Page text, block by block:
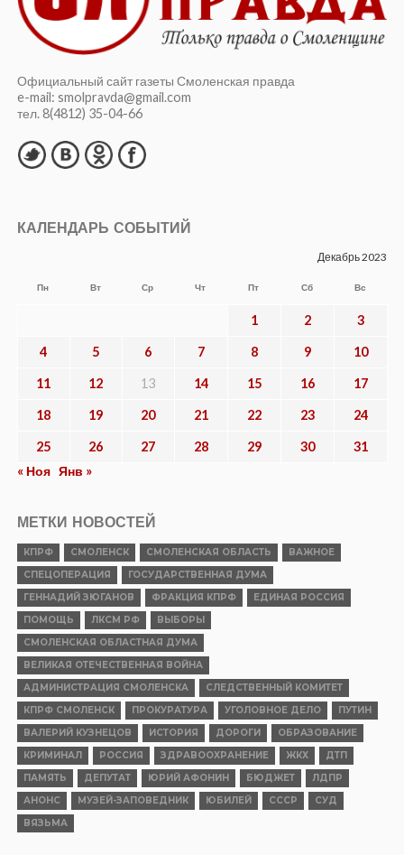
Не удивляйтесь, если тариф за это самое ВДГО
существенно увеличится. Времена ныне трудные, так
достояние» рублём.
ВАЛЕРИЙ КУЗНЕЦОВ
ДОГОВОР,ЖКХ ,МЕЖРЕГИОНГАЗ
Владимир Кашин о ключевых
решениях по поддержке аграрной
Геннадий ЗЮГАНОВ: Призываем к
полноценному диалогу
Сафоновские коммунисты оказали помощь землякам
из добровольческого штурмового батальона
Сергей Обухов: «Осажденной крепости» трудно будет
при нынешнем экономическом курсе!
ПОПУЛЯРНЫЕ НОВОСТИ
КУЛЬТУРА
XIV международный фестиваль